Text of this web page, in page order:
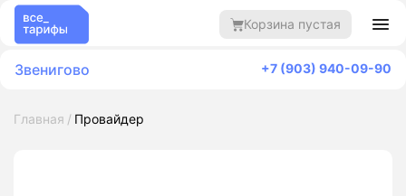
Корзина пустая
Звенигово +7 (903) 940-09-90
Главная Провайдер